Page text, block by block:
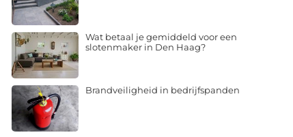
Wat betaal je gemiddeld voor een
slotenmaker in Den Haag?
Brandveiligheid in bedrijfspanden